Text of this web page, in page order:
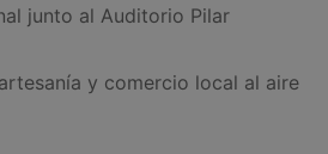
junto al Auditorio Pilar
y comercio local al aire